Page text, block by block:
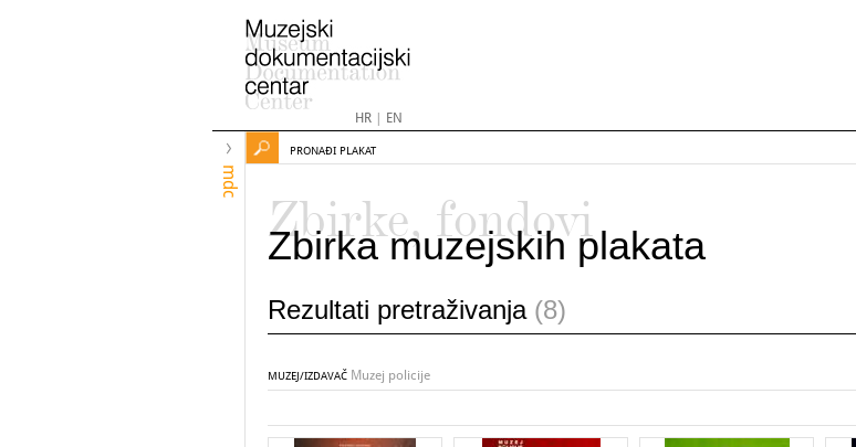
HR| EN
mdc
PRONAĐI PLAKAT
Zbirke, fondovi
Zbirka muzejskih plakata
Rezultati pretraživanja (8)
MUZEJ/IZDAVAČ Muzej policije